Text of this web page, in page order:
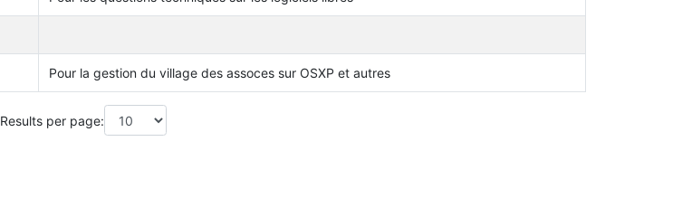
Pour la gestion du village des assoces sur OSXP et autres
Results per page: